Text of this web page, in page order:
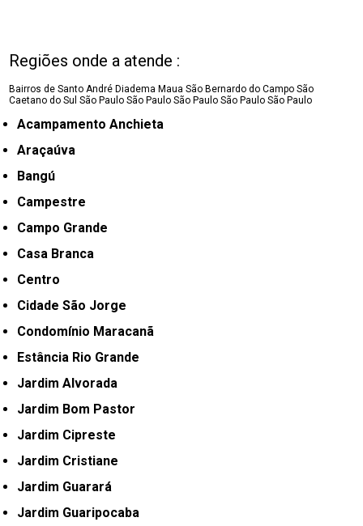
Regiões onde a atende :
Bairros de Santo André Diadema Maua São Bernardo do Campo São
Caetano do SulSão Paulo São Paulo São Paulo São Paulo São Paulo
Acampamento Anchieta
Araçaúva
Bangú
Campestre
Campo Grande
Casa Branca
Centro
Cidade São Jorge
Condomínio Maracanã
Estância Rio Grande
Jardim Alvorada
Jardim Bom Pastor
Jardim Cipreste
Jardim Cristiane
Jardim Guarará
Jardim Guaripocaba